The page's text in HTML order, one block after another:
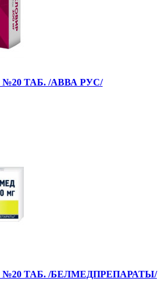
ТАБ. /АВВА РУС/
№20 ТАБ. /БЕЛМЕДПРЕПАРАТЫ/